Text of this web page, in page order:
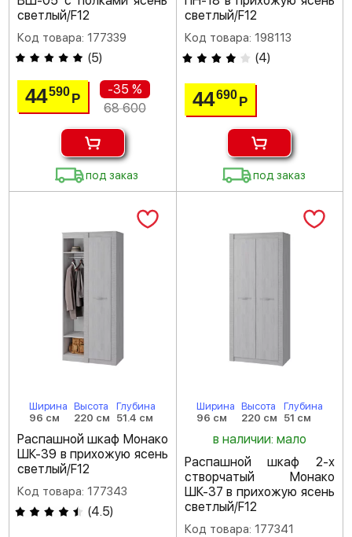
светлый/F12
Код товара: 177339
(5)
44590Р
-35 %
68 600
под заказ
светлый/F12
Код товара: 198113
(4)
44690 Р
под заказ
Ширина
96 см
Высота
220 см
Глубина
51.4 см
Распашной шкаф Монако
ШК-39 в прихожую ясень
светлый/F12
Код товара: 177343
(4.5)
Ширина
96 см
Высота
220 см
Глубина
51 см
в наличии: мало
Распашной шкаф 2-х
створчатый Монако
ШК-37 в прихожую ясень
светлый/F12
Код товара: 177341